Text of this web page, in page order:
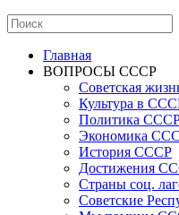
Главная
ВОПРОСЫ СССР
Советская
Культура в
Политика
Экономика
История СССР
Достижения
Страны соц.
Советские